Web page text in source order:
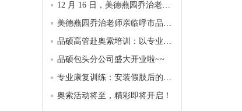
12 月 16 日，美德燕园乔治老师再次亮相呼市品硕专家门诊！
美德燕园乔治老师亲临呼市品硕，专业服务助力客户康复
品硕高管赴奥索培训：以专业赋能，共探康复服务高度
品硕包头分公司盛大开业啦~~
专业康复训练：安装假肢后的关键助力
奥索活动将至，精彩即将开启！